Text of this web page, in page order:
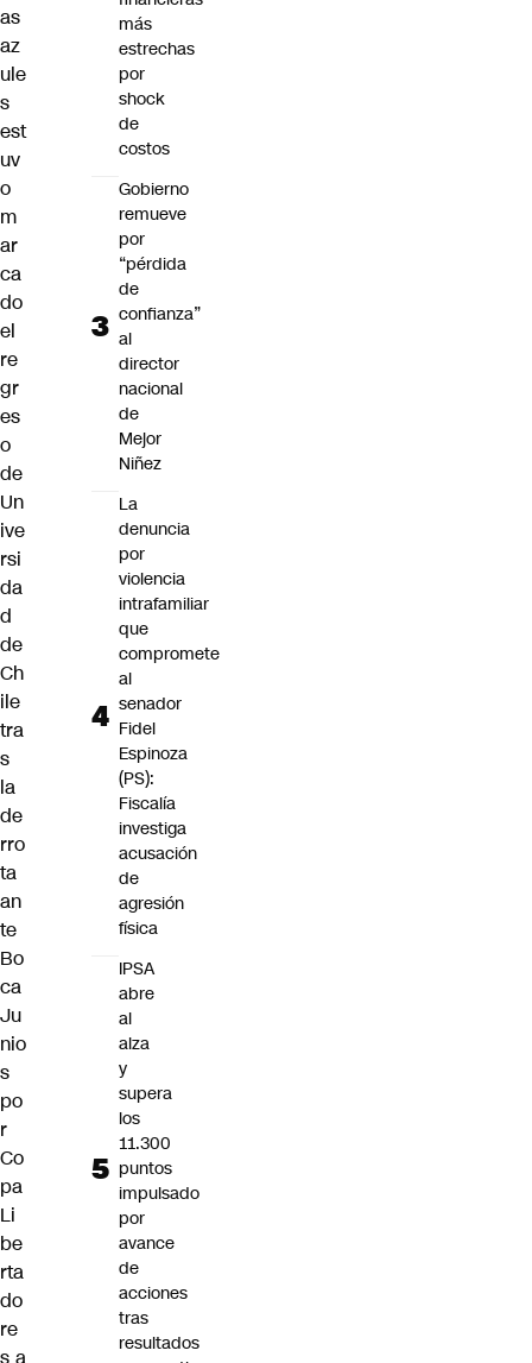
as
az
ule
s
est
uv
o
m
ar
ca
do
el
re
gr
es
o
de
Un
ive
rsi
da
d
de
Ch
ile
tra
s
la
de
rro
ta
an
te
Bo
ca
Ju
nio
s
po
r
Co
pa
Li
be
rta
do
re
s a
más
estrechas
por
shock
de
costos
Gobierno
remueve
por
“pérdida
de
confianza”
al
director
nacional
de
Mejor
Niñez
La
denuncia
por
violencia
intrafamiliar
que
compromete
al
senador
Fidel
Espinoza
(PS):
Fiscalía
investiga
acusación
de
agresión
física
IPSA
abre
al
alza
y
supera
los
11.300
puntos
impulsado
por
avance
de
acciones
tras
resultados